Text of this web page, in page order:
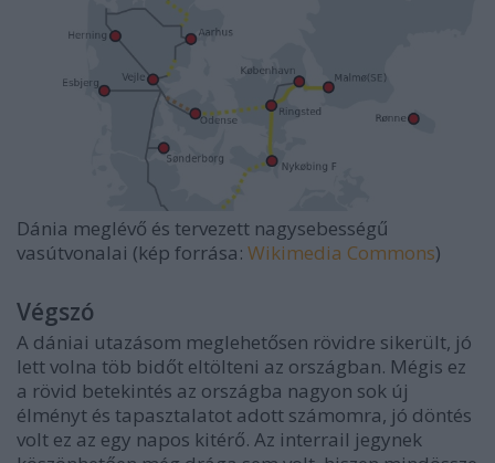
Dánia meglévő és tervezett nagysebességű
vasútvonalai (kép forrása: Wikimedia Commons)
Végszó
A dániai utazásom meglehetősen rövidre sikerült, jó
lett volna töb bidőt eltölteni az országban. Mégis ez
a rövid betekintés az országba nagyon sok új
élményt és tapasztalatot adott számomra, jó döntés
volt ez az egy napos kitérő. Az interrail jegynek